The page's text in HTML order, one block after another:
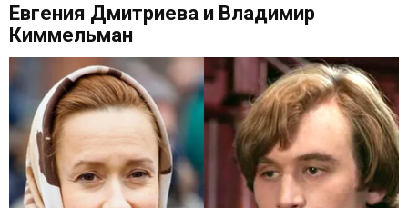
Евгения Дмитриева и Владимир
Киммельман